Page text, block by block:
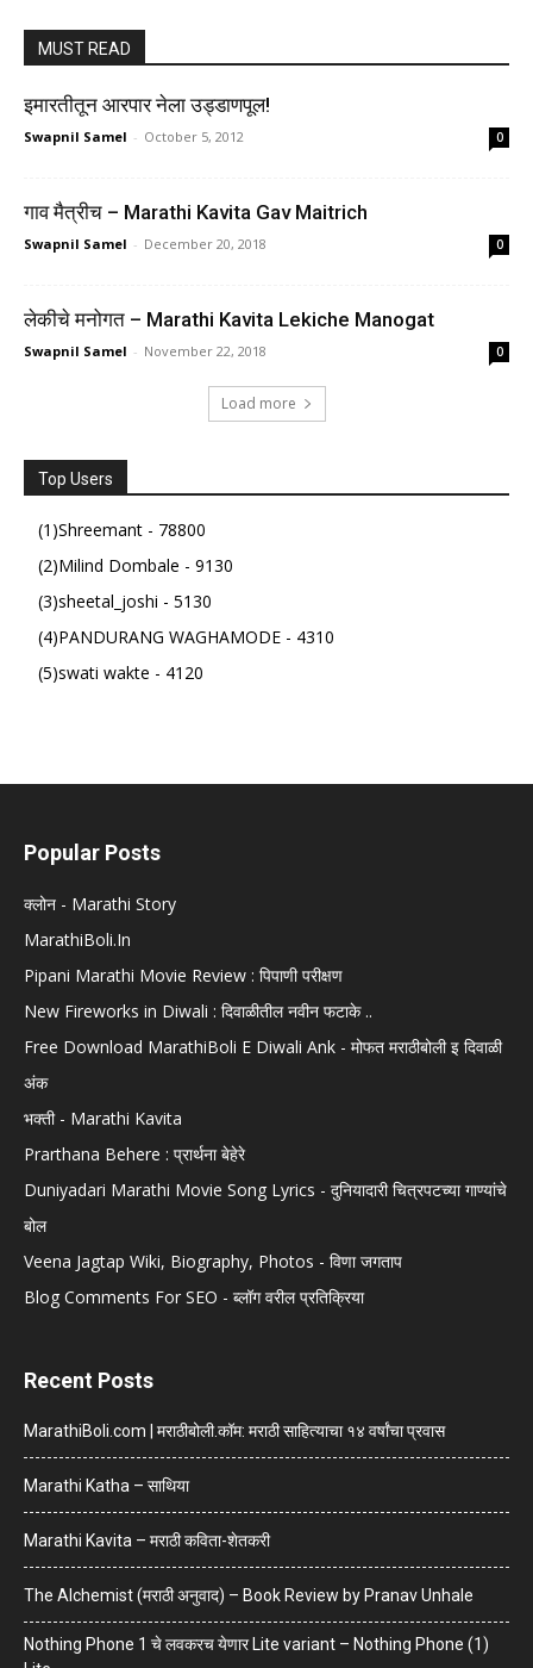
MUST READ
इमारतीतून आरपार नेला उड्डाणपूल!
Swapnil Samel - October 5, 2012 0
गाव मैत्रीच – Marathi Kavita Gav Maitrich
Swapnil Samel - December 20, 2018 0
लेकीचे मनोगत – Marathi Kavita Lekiche Manogat
Swapnil Samel - November 22, 2018 0
Load more
Top Users
(1)Shreemant - 78800
(2)Milind Dombale - 9130
(3)sheetal_joshi - 5130
(4)PANDURANG WAGHAMODE - 4310
(5)swati wakte - 4120
Popular Posts
क्लोन - Marathi Story
MarathiBoli.In
Pipani Marathi Movie Review : पिपाणी परीक्षण
New Fireworks in Diwali : दिवाळीतील नवीन फटाके ..
Free Download MarathiBoli E Diwali Ank - मोफत मराठीबोली इ दिवाळी
अंक
भक्ती - Marathi Kavita
Prarthana Behere : प्रार्थना बेहेरे
Duniyadari Marathi Movie Song Lyrics - दुनियादारी चित्रपटच्या गाण्यांचे
बोल
Veena Jagtap Wiki, Biography, Photos - विणा जगताप
Blog Comments For SEO - ब्लॉग वरील प्रतिक्रिया
Recent Posts
MarathiBoli.com | मराठीबोली.कॉम: मराठी साहित्याचा १४ वर्षांचा प्रवास
Marathi Katha – साथिया
Marathi Kavita – मराठी कविता-शेतकरी
The Alchemist (मराठी अनुवाद) – Book Review by Pranav Unhale
Nothing Phone 1 चे लवकरच येणार Lite variant – Nothing Phone (1)